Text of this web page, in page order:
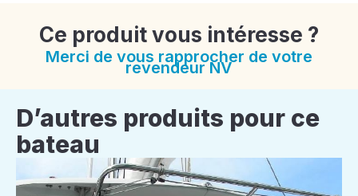
Ce produit vous intéresse ?
Merci de vous rapprocher de votre
revendeur NV
D’autres produits pour ce
bateau